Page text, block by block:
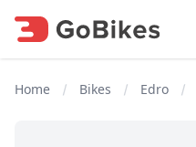
Home Bikes Edro